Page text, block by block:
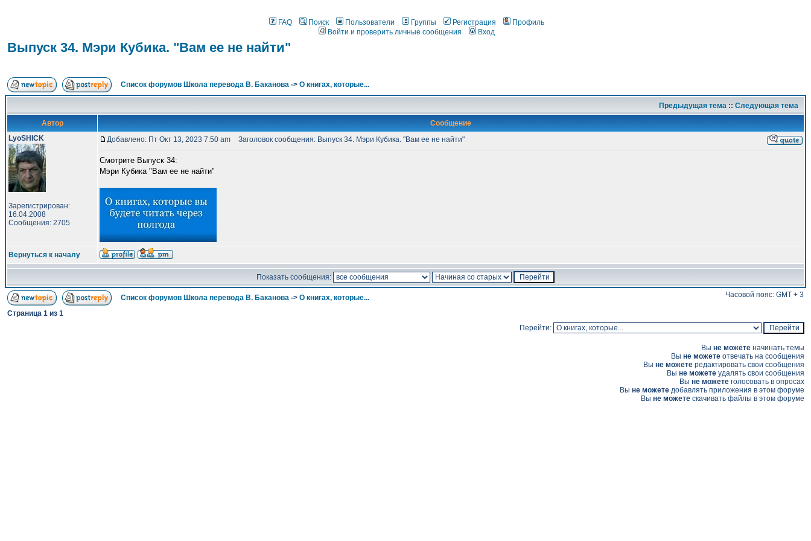
FAQ Поиск Пользователи Группы Регистрация
Профиль
Войти и проверить личные сообщения
Вход
Выпуск 34. Мэри Кубика. "Вам ее не найти"
Список форумов Школа перевода В. Баканова -> О книгах, которые...
Предыдущая тема :: Следующая тема
Автор
Сообщение
LyoSHICK
Зарегистрирован:
16.04.2008
Сообщения: 2705
Добавлено: Пт Окт 13, 2023 7:50 am Заголовок сообщения: Выпуск 34. Мэри Кубика. "Вам ее не найти"
Смотрите Выпуск 34:
Мэри Кубика "Вам ее не найти"
Вернуться к началу
Показать сообщения:
Список форумов Школа перевода В. Баканова -> О книгах, которые... Часовой пояс: GMT + 3
Страница 1 из 1
Перейти:
Вы не можете начинать темы
Вы не можете отвечать на сообщения
Вы не можете редактировать свои сообщения
Вы не можете удалять свои сообщения
Вы не можете голосовать в опросах
Вы не можете добавлять приложения в этом форуме
Вы не можете скачивать файлы в этом форуме